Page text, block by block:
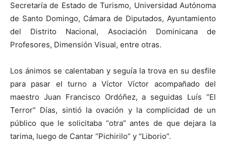
Secretaría de Estado de Turismo, Universidad Autónoma
de Santo Domingo, Cámara de Diputados, Ayuntamiento
del Distrito Nacional, Asociación Dominicana de
Profesores, Dimensión Visual, entre otras.
Los ánimos se calentaban y seguía la trova en su desfile
para pasar el turno a Víctor Víctor acompañado del
maestro Juan Francisco Ordóñez, a seguidas Luís “El
Terror” Días, sintió la ovación y la complicidad de un
público que le solicitaba “otra” antes de que dejara la
tarima, luego de Cantar “Pichirilo” y “Liborio”.